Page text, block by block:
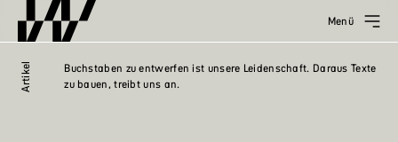
Menü
Artikel
Buchstaben zu entwerfen ist unsere Leidenschaft. Daraus Texte
zu bauen, treibt uns an.